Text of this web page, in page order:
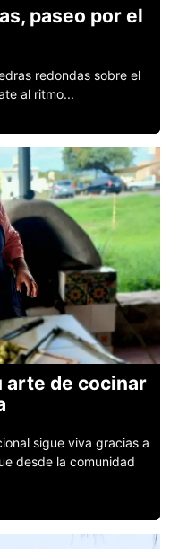
paseo por el
redondas sobre el
al ritmo...
arte de cocinar
sigue viva gracias a
desde la comunidad